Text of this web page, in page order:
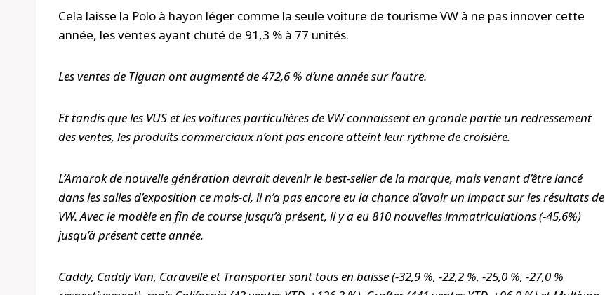
Cela laisse la Polo à hayon léger comme la seule voiture de tourisme VW à ne pas innover cette
année, les ventes ayant chuté de 91,3 % à 77 unités.
Les ventes de Tiguan ont augmenté de 472,6 % d’une année sur l’autre.
Et tandis que les VUS et les voitures particulières de VW connaissent en grande partie un redressement
des ventes, les produits commerciaux n’ont pas encore atteint leur rythme de croisière.
L’Amarok de nouvelle génération devrait devenir le best-seller de la marque, mais venant d’être lancé
dans les salles d’exposition ce mois-ci, il n’a pas encore eu la chance d’avoir un impact sur les résultats de
VW. Avec le modèle en fin de course jusqu’à présent, il y a eu 810 nouvelles immatriculations (-45,6%)
jusqu’à présent cette année.
Caddy, Caddy Van, Caravelle et Transporter sont tous en baisse (-32,9 %, -22,2 %, -25,0 %, -27,0 %